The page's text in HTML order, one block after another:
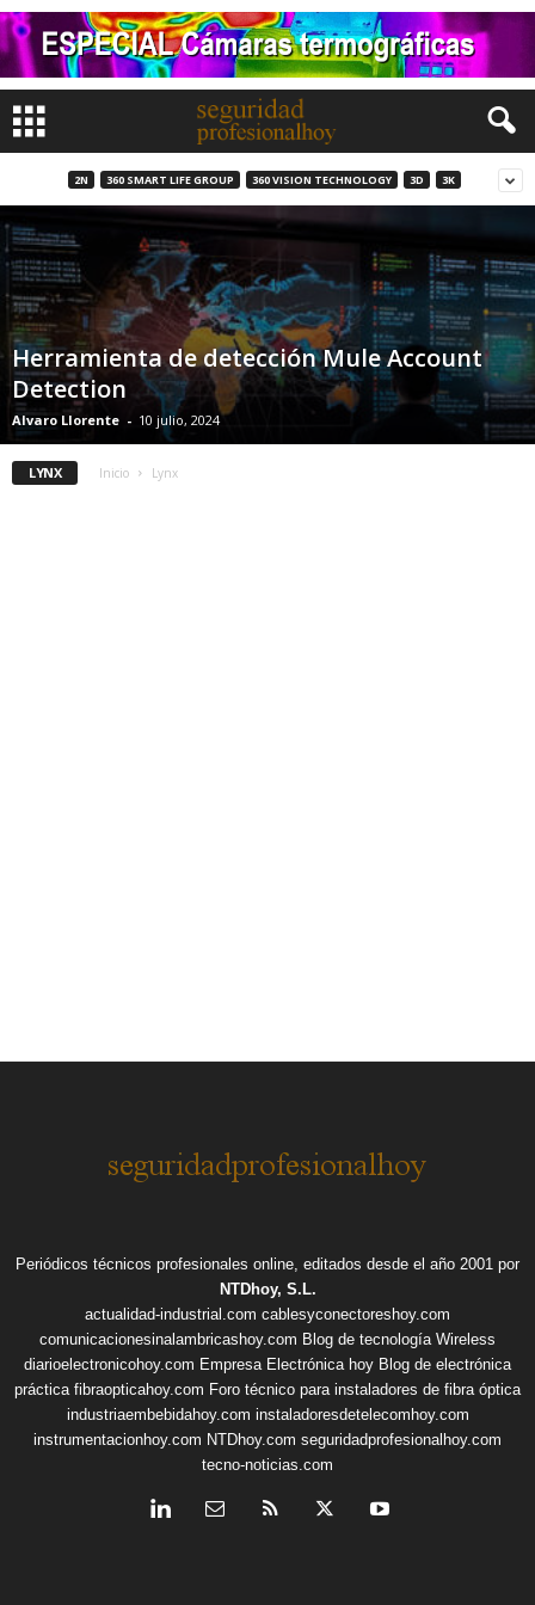
2N 360 SMART LIFE GROUP 360 VISION TECHNOLOGY 3D 3K
Herramienta de detección Mule Account
Detection
Alvaro Llorente - 10 julio, 2024
LYNX Inicio Lynx
Periódicos técnicos profesionales online, editados desde el año 2001 por
NTDhoy, S.L.
actualidad-industrial.com cablesyconectoreshoy.com
comunicacionesinalambricashoy.com Blog de tecnología Wireless
diarioelectronicohoy.com Empresa Electrónica hoy Blog de electrónica
práctica fibraopticahoy.com Foro técnico para instaladores de fibra óptica
industriaembebidahoy.com instaladoresdetelecomhoy.com
instrumentacionhoy.com NTDhoy.com seguridadprofesionalhoy.com
tecno-noticias.com